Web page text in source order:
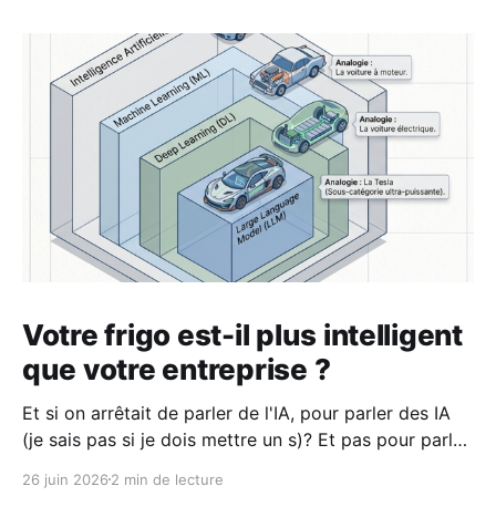
Votre frigo est-il plus intelligent
que votre entreprise ?
Et si on arrêtait de parler de l'IA, pour parler des IA
(je sais pas si je dois mettre un s)? Et pas pour parler
modèles du même type d'IA. Il existe une quantité
26 juin 2026 2 min de lecture